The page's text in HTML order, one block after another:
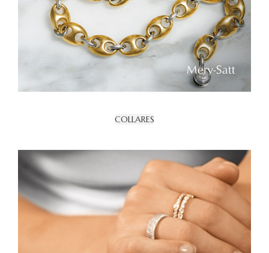
COLLARES